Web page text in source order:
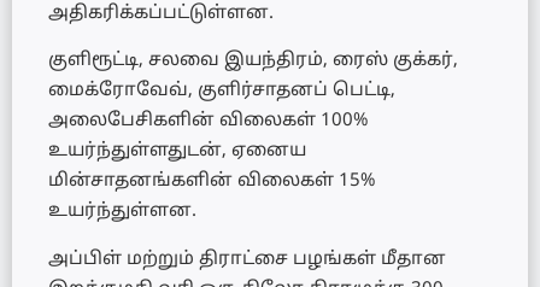
அதிகரிக்கப்பட்டுள்ளன.
குளிரூட்டி, சலவை இயந்திரம், ரைஸ் குக்கர்,
மைக்ரோவேவ், குளிர்சாதனப் பெட்டி,
அலைபேசிகளின் விலைகள் 100%
உயர்ந்துள்ளதுடன், ஏனைய
மின்சாதனங்களின் விலைகள் 15%
உயர்ந்துள்ளன.
அப்பிள் மற்றும் திராட்சை பழங்கள் மீதான